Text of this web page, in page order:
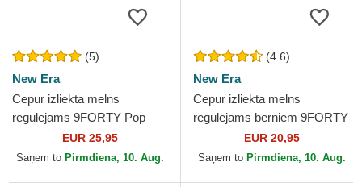
(5)
New Era
Cepur izliekta melns
regulējams 9FORTY Pop
Outline no New York
Yankees MLB no New Era
EUR 25,95
Saņem to Pirmdiena, 10. Aug.
(4.6)
New Era
Cepur izliekta melns
regulējams bērniem 9FORTY
League Essential no New
York Yankees MLB no New
EUR 20,95
Saņem to Pirmdiena, 10. Aug.